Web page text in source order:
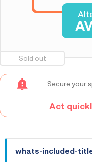
Sold out
Secure your
Act
whats-
whats-included-